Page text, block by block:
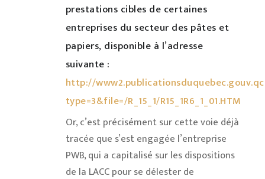
prestations cibles de certaines
entreprises du secteur des pâtes et
papiers, disponible à l’adresse
suivante :
http://
type=3&file=/R_15_1/R15_1R6_1_01.HTM
Or, c’est précisément sur cette voie déjà
tracée que s’est engagée l’entreprise
PWB, qui a capitalisé sur les dispositions
de la LACC pour se délester de